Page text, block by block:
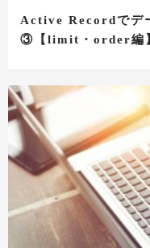
Active Recordでデ
③【limit・order編